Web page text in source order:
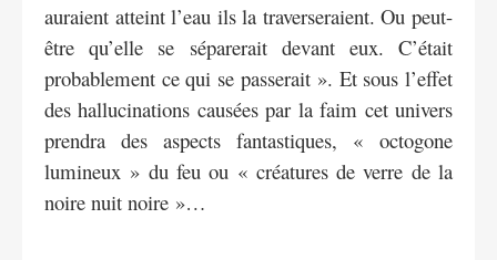
auraient atteint l’eau ils la traverseraient. Ou peut-
être qu’elle se séparerait devant eux. C’était
probablement ce qui se passerait ». Et sous l’effet
des hallucinations causées par la faim cet univers
prendra des aspects fantastiques, « octogone
lumineux » du feu ou « créatures de verre de la
noire nuit noire »…